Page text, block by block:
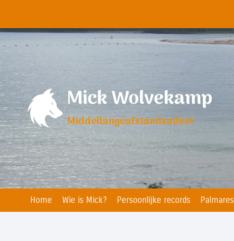
inhoud
Mick Wolvekamp
Middellangeafstandsatleet
Home Wie is Mick? Persoonlijke records Palmares